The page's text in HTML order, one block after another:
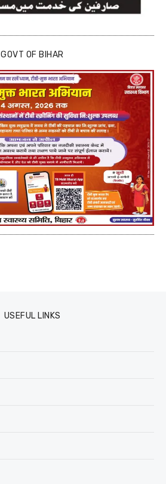
GOVT OF BIHAR
USEFUL LINKS